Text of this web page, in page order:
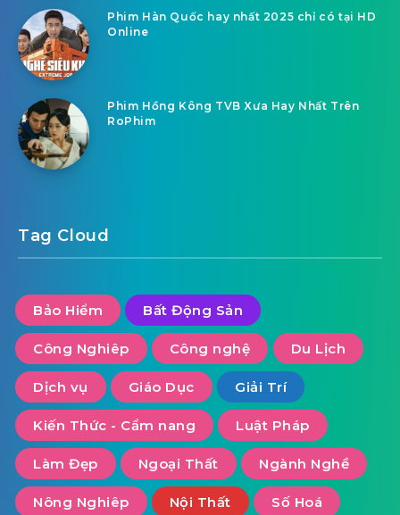
Phim Hàn Quốc hay nhất 2025 chỉ có tại HD
Online
Phim Hồng Kông TVB Xưa Hay Nhất Trên
RoPhim
Tag Cloud
Bảo Hiểm Bất Động Sản
Công Nghiêp Công nghệ Du Lịch
Dịch vụ Giáo Dục Giải Trí
Kiến Thức - Cẩm nang Luật Pháp
Làm Đẹp Ngoại Thất Ngành Nghề
Nông Nghiêp Nội Thất Số Hoá